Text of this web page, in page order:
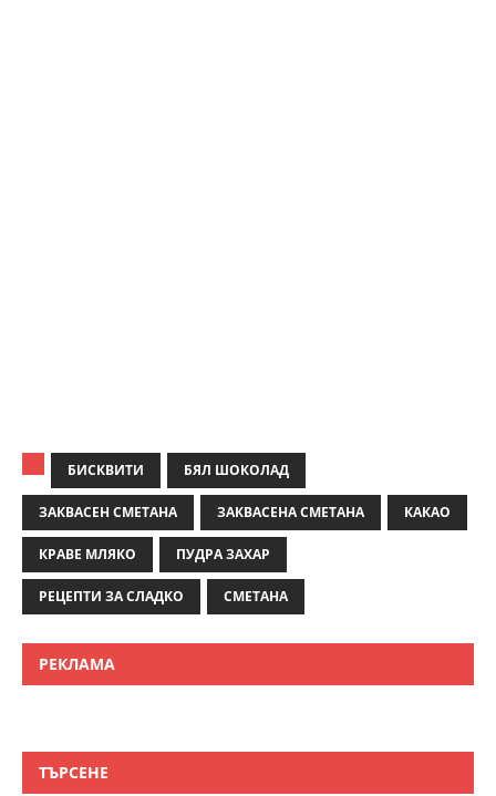
БИСКВИТИ БЯЛ ШОКОЛАД
ЗАКВАСЕН СМЕТАНА ЗАКВАСЕНА СМЕТАНА КАКАО
КРАВЕ МЛЯКО ПУДРА ЗАХАР
РЕЦЕПТИ ЗА СЛАДКО СМЕТАНА
РЕКЛАМА
ТЪРСЕНЕ